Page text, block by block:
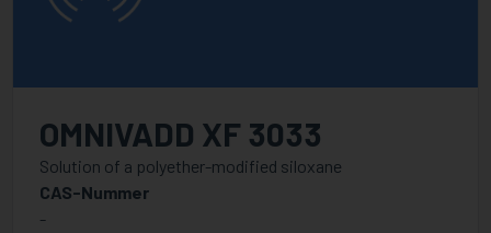
OMNIVADD XF 3033
Solution of a polyether-modified siloxane
CAS-Nummer
-